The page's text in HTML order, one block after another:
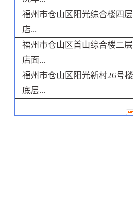
福州市仓山区阳光综合楼四层
店...
福州市仓山区首山综合楼二层
店面...
福州市仓山区阳光新村26号楼
底层...